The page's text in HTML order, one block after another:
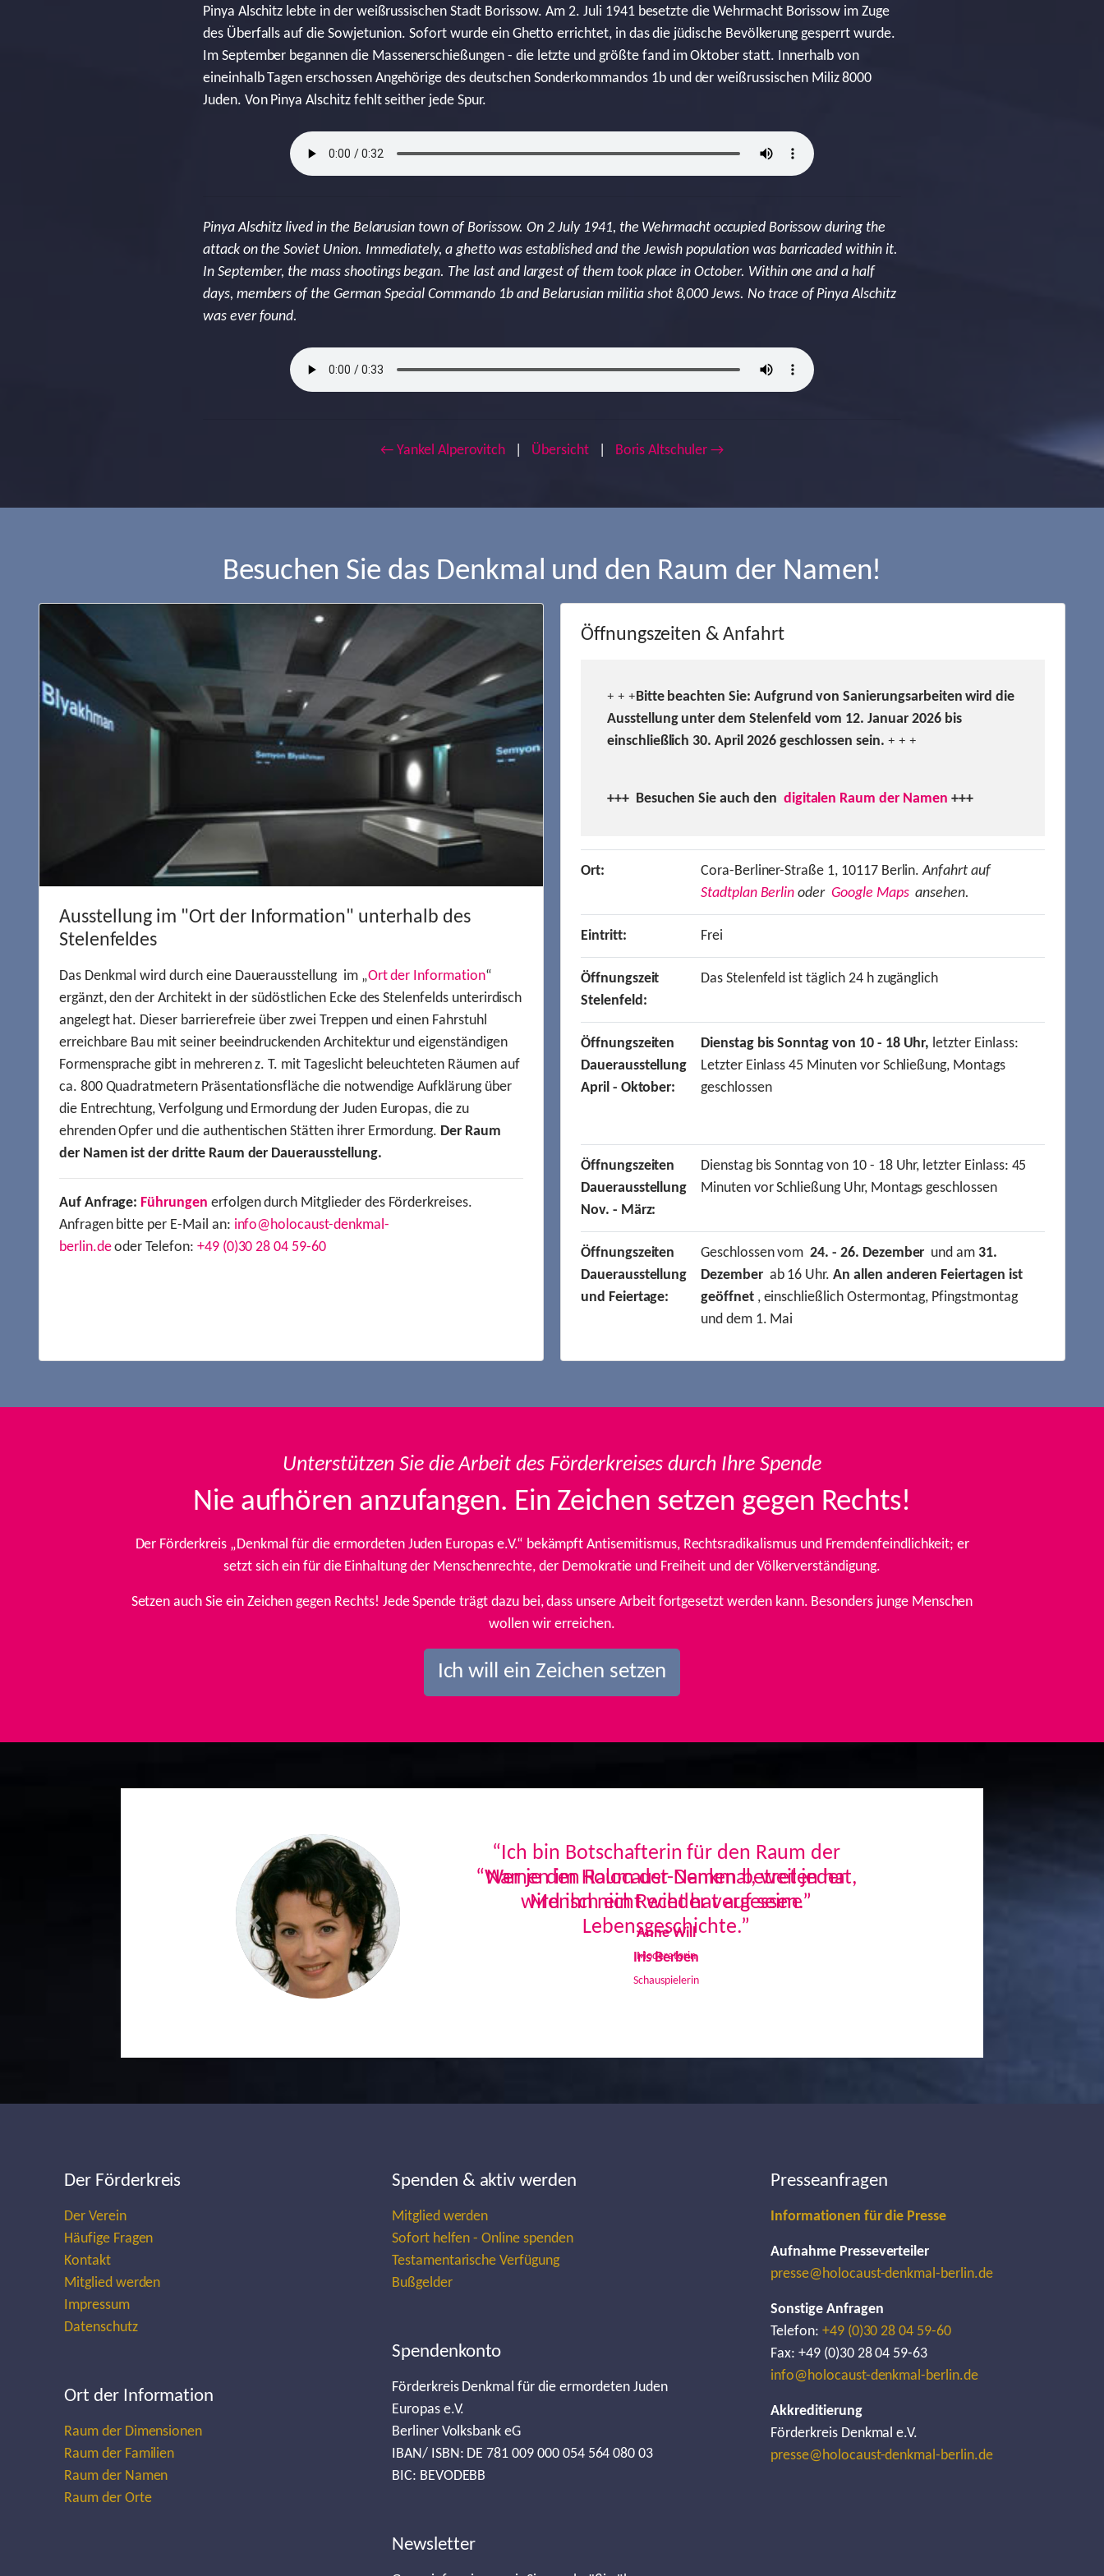
Pinya Alschitz lebte in der weißrussischen Stadt Borissow. Am 2. Juli 1941 besetzte die Wehrmacht Borissow im Zuge
des Überfalls auf die Sowjetunion. Sofort wurde ein Ghetto errichtet, in das die jüdische Bevölkerung gesperrt wurde.
Im September begannen die Massenerschießungen - die letzte und größte fand im Oktober statt. Innerhalb von
eineinhalb Tagen erschossen Angehörige des deutschen Sonderkommandos 1b und der weißrussischen Miliz 8000
Juden. Von Pinya Alschitz fehlt seither jede Spur.
Pinya Alschitz lived in the Belarusian town of Borissow. On 2 July 1941, the Wehrmacht occupied Borissow during the
attack on the Soviet Union. Immediately, a ghetto was established and the Jewish population was barricaded within it.
In September, the mass shootings began. The last and largest of them took place in October. Within one and a half
days, members of the German Special Commando 1b and Belarusian militia shot 8,000 Jews. No trace of Pinya Alschitz
was ever found.
← Yankel Alperovitch Übersicht Boris Altschuler →
Besuchen Sie das Denkmal und den Raum der Namen!
Ausstellung im "Ort der Information" unterhalb des
Stelenfeldes
Das Denkmal wird durch eine Dauerausstellung im „Ort der Information“
ergänzt, den der Architekt in der südöstlichen Ecke des Stelenfelds unterirdisch
angelegt hat. Dieser barrierefreie über zwei Treppen und einen Fahrstuhl
erreichbare Bau mit seiner beeindruckenden Architektur und eigenständigen
Formensprache gibt in mehreren z. T. mit Tageslicht beleuchteten Räumen auf
ca. 800 Quadratmetern Präsentationsfläche die notwendige Aufklärung über
die Entrechtung, Verfolgung und Ermordung der Juden Europas, die zu
ehrenden Opfer und die authentischen Stätten ihrer Ermordung. Der Raum
der Namen ist der dritte Raum der Dauerausstellung.
Auf Anfrage: Führungen erfolgen durch Mitglieder des Förderkreises.
Anfragen bitte per E-Mail an: info@holocaust-denkmal-
berlin.deoder Telefon: +49 (0)30 28 04 59-60
Öffnungszeiten & Anfahrt
+ + +Bitte beachten Sie: Aufgrund von Sanierungsarbeiten wird die
Ausstellung unter dem Stelenfeld vom 12. Januar 2026 bis
einschließlich 30. April 2026 geschlossen sein. + + +
+++ Besuchen Sie auch den digitalen Raum der Namen +++
Ort: Cora-Berliner-Straße 1, 10117 Berlin.Anfahrt auf
Stadtplan Berlin oder Google Mapsansehen.
Eintritt: Frei
Öffnungszeit
Stelenfeld:
Das Stelenfeld ist täglich 24 h zugänglich
Öffnungszeiten
Dauerausstellung
April - Oktober:
Dienstag bis Sonntag von 10 - 18 Uhr, letzter Einlass:
Letzter Einlass 45 Minuten vor Schließung, Montags
geschlossen
Öffnungszeiten
Dauerausstellung
Nov. - März:
Dienstag bis Sonntag von 10 - 18 Uhr, letzter Einlass: 45
Minuten vor Schließung Uhr, Montags geschlossen
Öffnungszeiten
Dauerausstellung
und Feiertage:
Geschlossen vom24. - 26. Dezember und am31.
Dezemberab 16 Uhr.An allen anderen Feiertagen ist
geöffnet, einschließlich Ostermontag, Pfingstmontag
und dem 1. Mai
Unterstützen Sie die Arbeit des Förderkreises durch Ihre Spende
Nie aufhören anzufangen. Ein Zeichen setzen gegen Rechts!
Der Förderkreis „Denkmal für die ermordeten Juden Europas e.V.“ bekämpft Antisemitismus, Rechtsradikalismus und Fremdenfeindlichkeit; er
setzt sich ein für die Einhaltung der Menschenrechte, der Demokratie und Freiheit und der Völkerverständigung.
Setzen auch Sie ein Zeichen gegen Rechts! Jede Spende trägt dazu bei, dass unsere Arbeit fortgesetzt werden kann. Besonders junge Menschen
wollen wir erreichen.
Ich will ein Zeichen setzen
“Ich bin Botschafterin für den Raum der
Namen im Holocaust-Denkmal, weil jeder
Mensch ein Recht hat auf seine
Lebensgeschichte.”
Iris Berben
Schauspielerin
Previous
Der Förderkreis
Der Verein
Häufige Fragen
Kontakt
Mitglied werden
Impressum
Datenschutz
Ort der Information
Raum der Dimensionen
Raum der Familien
Raum der Namen
Raum der Orte
Spenden & aktiv werden
Mitglied werden
Sofort helfen - Online spenden
Testamentarische Verfügung
Bußgelder
Spendenkonto
Förderkreis Denkmal für die ermordeten Juden
Europas e.V.
Berliner Volksbank eG
IBAN/ ISBN: DE 781 009 000 054 564 080 03
BIC: BEVODEBB
Newsletter
Presseanfragen
Informationen für die Presse
Aufnahme Presseverteiler
presse@holocaust-denkmal-berlin.de
Sonstige Anfragen
Telefon: +49 (0)30 28 04 59-60
Fax: +49 (0)30 28 04 59-63
info@holocaust-denkmal-berlin.de
Akkreditierung
Förderkreis Denkmal e.V.
presse@holocaust-denkmal-berlin.de